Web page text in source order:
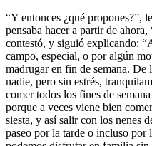
“Y entonces ¿qué propones?”,
pensaba hacer a partir de ahora,
contestó, y siguió explicando:
campo, especial, o por algún
madrugar en fin de semana.
nadie, pero sin estrés,
comer todos los fines de
porque a veces viene bien
siesta, y así salir con los nenes
paseo por la tarde o incluso por